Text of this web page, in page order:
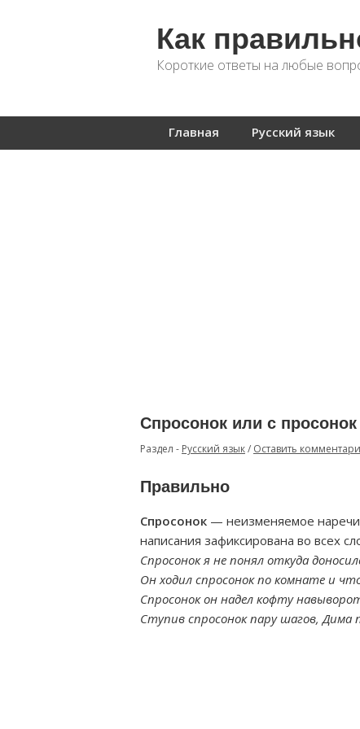
Как
Короткие ответы на любые
Главная Русский язык
Спросонок или с
Раздел - Русский язык/ Оставить
Правильно
Спросонок — неизменяемое
написания зафиксирована во всех
Спросонок я не понял откуда
Он ходил спросонок по комнате и
Спросонок он надел кофту
Ступив спросонок пару шагов, Дима